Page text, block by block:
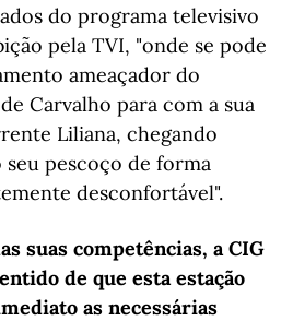
do programa televisivo
pela TVI, "onde se pode
ameaçador do
Carvalho para com a sua
Liliana, chegando
pescoço de forma
desconfortável".
suas competências, a CIG
de que esta estação
as necessárias